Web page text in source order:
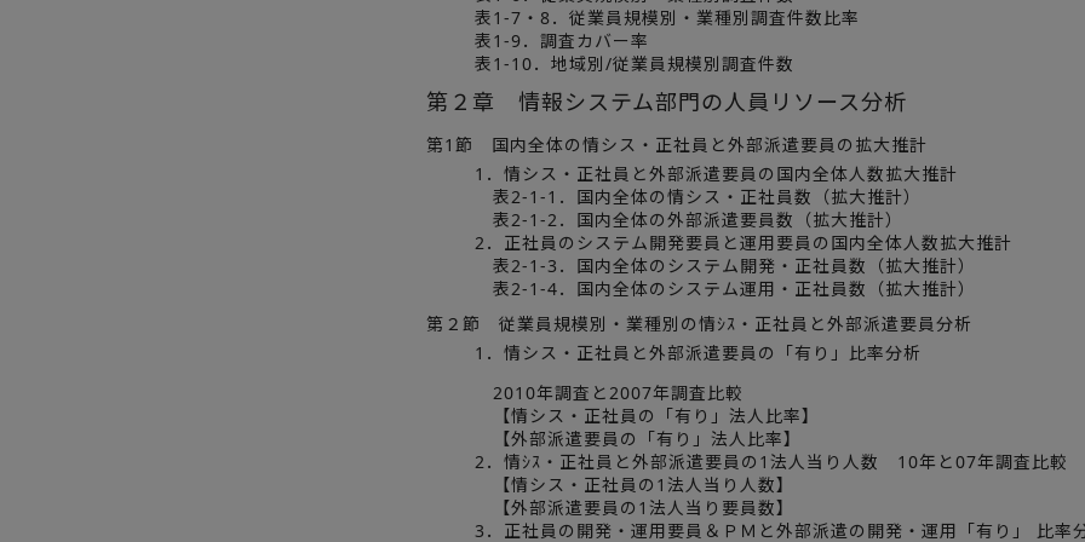
表1-7・8．従業員規模別・業種別調査件数比率
表1-9．調査カバー率
表1-10．地域別/従業員規模別調査件数
第２章 情報システム部門の人員リソース分析
第1節 国内全体の情シス・正社員と外部派遣要員の拡大推計
1．情シス・正社員と外部派遣要員の国内全体人数拡大推計
表2-1-1．国内全体の情シス・正社員数（拡大推計）
表2-1-2．国内全体の外部派遣要員数（拡大推計）
2．正社員のシステム開発要員と運用要員の国内全体人数拡大推計
表2-1-3．国内全体のシステム開発・正社員数（拡大推計）
表2-1-4．国内全体のシステム運用・正社員数（拡大推計）
第２節 従業員規模別・業種別の情ｼｽ・正社員と外部派遣要員分析
1．情シス・正社員と外部派遣要員の「有り」比率分析
2010年調査と2007年調査比較
【情シス・正社員の「有り」法人比率】
【外部派遣要員の「有り」法人比率】
2．情ｼｽ・正社員と外部派遣要員の1法人当り人数 10年と07年調査比較
【情シス・正社員の1法人当り人数】
【外部派遣要員の1法人当り要員数】
3．正社員の開発・運用要員＆ＰＭと外部派遣の開発・運用「有り」 比